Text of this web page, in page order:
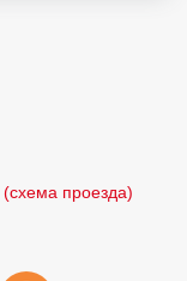
(схема проезда)